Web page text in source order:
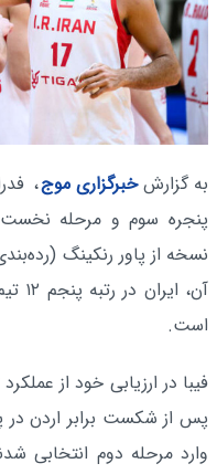
به گزارشخبرگزاری موج،
نسخه از پاور رنکینگ
است.
فیبا در ارزیابی خود از
پس از شکست برابر اردن در
وارد مرحله دوم انتخابی